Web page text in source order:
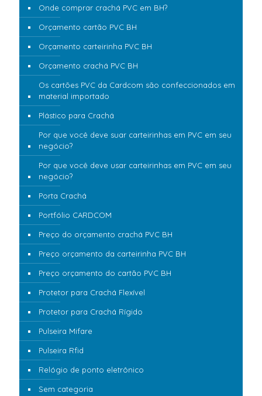
Onde comprar crachá PVC em BH?
Orçamento cartão PVC BH
Orçamento carteirinha PVC BH
Orçamento crachá PVC BH
Os cartões PVC da Cardcom são confeccionados em
material importado
Plástico para Crachá
Por que você deve suar carteirinhas em PVC em seu
negócio?
Por que você deve usar carteirinhas em PVC em seu
negócio?
Porta Crachá
Portfólio CARDCOM
Preço do orçamento crachá PVC BH
Preço orçamento da carteirinha PVC BH
Preço orçamento do cartão PVC BH
Protetor para Crachá Flexível
Protetor para Crachá Rígido
Pulseira Mifare
Pulseira Rfid
Relógio de ponto eletrônico
Sem categoria